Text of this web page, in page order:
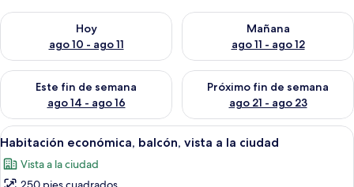
Hoy
ago 10 - ago 11
Consulta la disponibilidad para hoy ago 10 - ago 11
Mañana
ago 11 - ago 12
Consulta la disponibilidad
Este fin de semana
ago 14 - ago 16
Consulta la disponibilidad para este fin de semana ago 14 -
Próximo fin de semana
ago 21 - ago 23
Consulta la disponibilidad
Abrir
todas
las
Una habitación de hotel moderna
14
Habitación económica, balcón, vista a la ciudad
Vista a la ciudad